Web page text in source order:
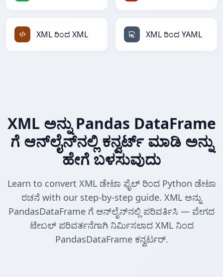
XML ರಿಂದ XML XML ರಿಂದ YAML
XML ಅನ್ನು Pandas DataFrame
ಗೆ ಆನ್‌ಲೈನ್‌ನಲ್ಲಿ ಕನ್ವರ್ಟ್ ಮಾಡಿ ಅನ್ನು
ಹೇಗೆ ಬಳಸುವುದು
Learn to convert XML ಡೇಟಾ ಫೈಲ್ ರಿಂದ Python ಡೇಟಾ
ರಚನೆ with our step-by-step guide. XML ಅನ್ನು
PandasDataFrame ಗೆ ಆನ್‌ಲೈನ್‌ನಲ್ಲಿ ಪರಿವರ್ತಿಸಿ — ವೇಗದ
ಟೇಬಲ್ ಪರಿವರ್ತನೆಗಾಗಿ ನಿರ್ಮಿಸಲಾದ XML ನಿಂದ
PandasDataFrame ಕನ್ವರ್ಟರ್.